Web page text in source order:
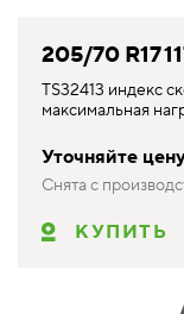
205/70 R17
TS32413 индекс
максимальная
Уточняйте
Снята с
КУПИТЬ